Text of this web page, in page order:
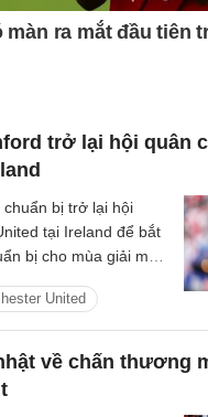
trở lại hội quân
United
bị trở lại hội
tại Ireland để bắt
bị cho mùa giải mới.
về chấn thương